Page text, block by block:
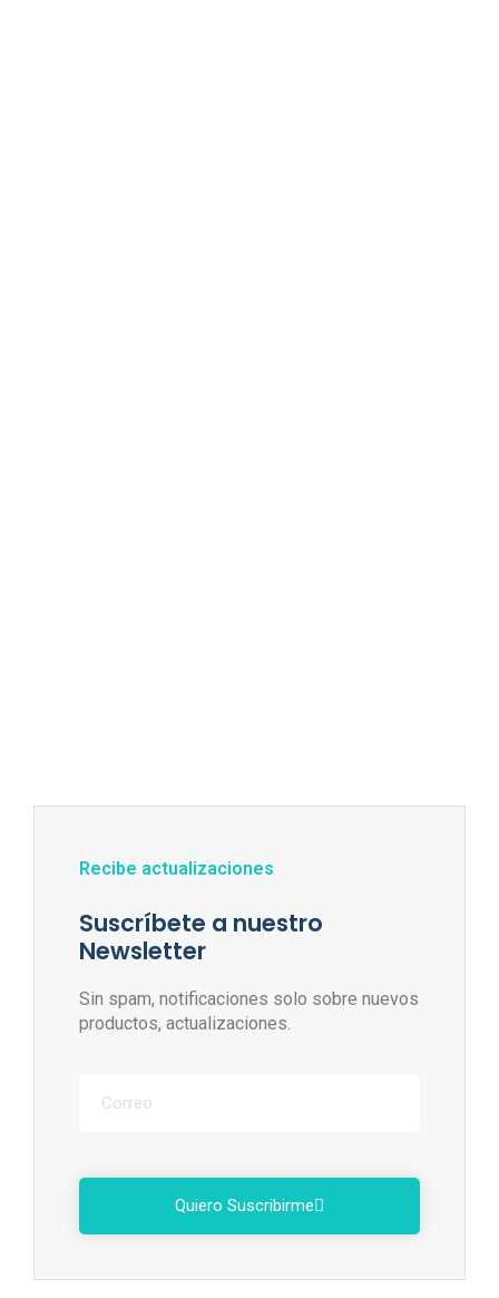
Recibe actualizaciones
Suscríbete a nuestro
Newsletter
Sin spam, notificaciones solo sobre nuevos
productos, actualizaciones.
Quiero Suscribirme